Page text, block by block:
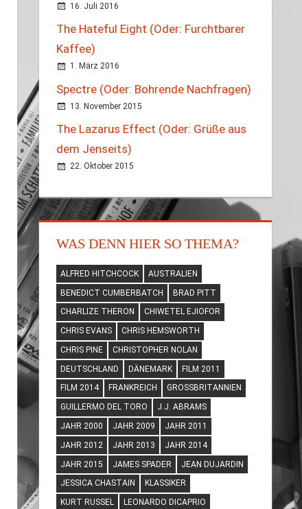
16. Juli 2016
The Hateful Eight (Oder: Furchtbarer
Kaffee)
1. März 2016
Spectre (Oder: Bohrende Nachfragen)
13. November 2015
The Lazarus Effect (Oder: Grüße aus
dem Jenseits)
22. Oktober 2015
WAS DENN HIER SO THEMA?
ALFRED HITCHCOCK
AUSTRALIEN
BENEDICT CUMBERBATCH
BRAD PITT
CHARLIZE THERON
CHIWETEL EJIOFOR
CHRIS EVANS
CHRIS HEMSWORTH
CHRIS PINE
CHRISTOPHER NOLAN
DEUTSCHLAND
DÄNEMARK
FILM 2011
FILM 2014
FRANKREICH
GROSSBRITANNIEN
GUILLERMO DEL TORO
J.J. ABRAMS
JAHR 2000
JAHR 2009
JAHR 2011
JAHR 2012
JAHR 2013
JAHR 2014
JAHR 2015
JAMES SPADER
JEAN DUJARDIN
JESSICA CHASTAIN
KLASSIKER
KURT RUSSEL
LEONARDO DICAPRIO